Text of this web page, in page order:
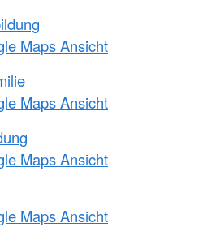
Maps Ansicht
Maps Ansicht
Maps Ansicht
Maps Ansicht